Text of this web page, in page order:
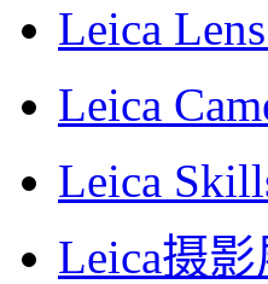
Leica
Leica
Leica
Leica摄影